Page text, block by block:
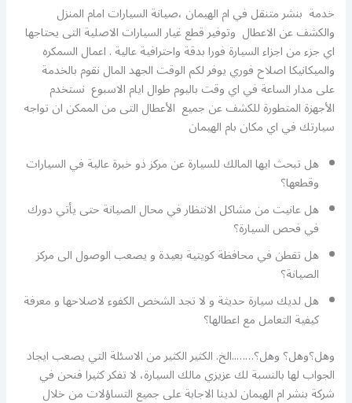
خدمة بنشر متنقل في ام الهيمان ،صيانة السيارات امام المنزل
والكشف عن الاعطال وتوفير قطع غيار السيارات الاصلية التى يحتاجها
اي جزء من اجزاء السيارة فورا بدقة واحترافية عالية . اعمال السمكره
والميكانيكا اصلاح فوري يوفر لكم الوقت الجهد المال نقوم بالخدمة
على مدار الساعة في اي وقت باليوم طوال ايام الاسبوع نستخدم
الأجهزة المتطورة للكشف عن جميع الأعطال التى من الممكن ان تواجه
سيارتك في اي مكان بام الهيمان
هل تبحث ايها المالك للسيارة عن مركز ذو خبرة عالية في السيارات
وقطعها؟
هل عانيت من مشاكل الانتظار في محال الصيانة حتى يأتي دورك
في فحص السيارة؟
هل تقطن في محافظة كويتية بعيدة و يصعب الوصول الى مركز
الصيانة؟
هل لديك سيارة حديثة و لا تجد الشخص الكفوء لاصلاحها و معرفة
كيفية التعامل مع اعطالها؟
وهل؟وهل؟ وهل؟……..الخ. الكثير الكثير من الاسئلة التي يصعب ايجاد
الجواب لها بالنسبة لك عزيزي مالك السيارة، لا تفكر كثيرا فنحن في
شركة بنشر ام الهيمان لدينا الاجابة على جميع التساؤلات من خلال